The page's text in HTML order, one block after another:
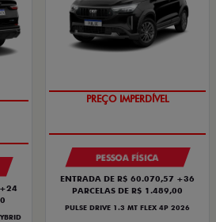
PREÇO IMPERDÍVEL
PESSOA FÍSICA
ENTRADA DE R$ 60.070,57 +36
PARCELAS DE R$ 1.489,00
PULSE DRIVE 1.3 MT FLEX 4P 2026